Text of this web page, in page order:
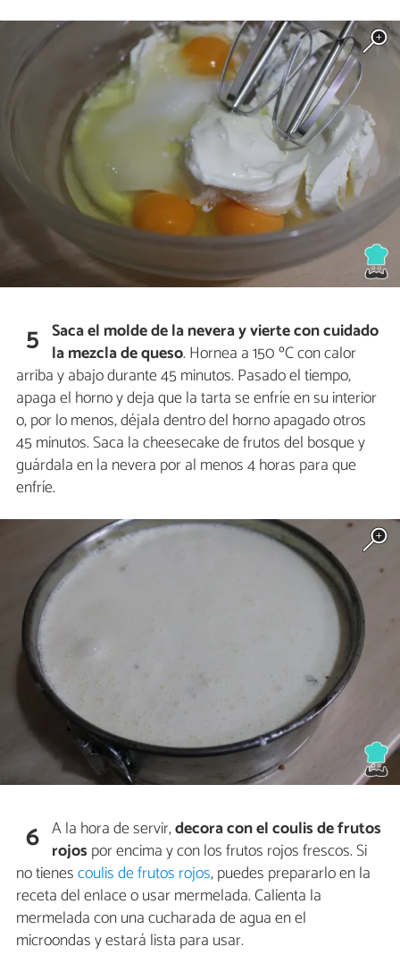
5 Saca el molde de la nevera y vierte con cuidado
la mezcla de queso. Hornea a 150 ºC con calor
arriba y abajo durante 45 minutos. Pasado el tiempo,
apaga el horno y deja que la tarta se enfríe en su interior
o, por lo menos, déjala dentro del horno apagado otros
45 minutos. Saca la cheesecake de frutos del bosque y
guárdala en la nevera por al menos 4 horas para que
enfríe.
6 A la hora de servir,decora con el coulis de frutos
rojos por encima y con los frutos rojos frescos. Si
no tienescoulis de frutos rojos, puedes prepararlo en la
receta del enlace o usar mermelada. Calienta la
mermelada con una cucharada de agua en el
microondas y estará lista para usar.